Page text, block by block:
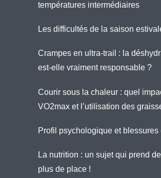
températures intermédiaires
Les difficultés de la saison
Crampes en ultra-trail : la
est-elle vraiment responsable ?
Courir sous la chaleur : quel
VO2max et l’utilisation des
Profil psychologique et blessures
La nutrition : un sujet qui prend
plus de place !